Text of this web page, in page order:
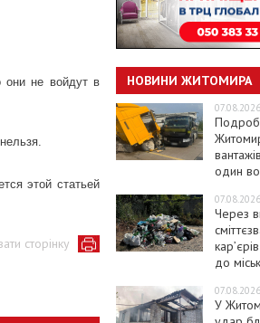
они не войдут в
этой статьей
сторінку
НОВИНИ ЖИТОМИРА
один
Через
до
У